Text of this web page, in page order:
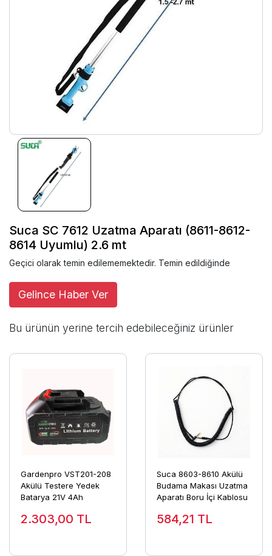
Suca SC 7612 Uzatma Aparatı (8611-8612-
8614 Uyumlu) 2.6 mt
Geçici olarak temin edilememektedir. Temin edildiğinde
Gelince Haber Ver
Bu ürünün yerine tercih edebileceğiniz ürünler
Gardenpro VST201-208
Akülü Testere Yedek
Batarya 21V 4Ah
2.303,00 TL
Suca 8603-8610 Akülü
Budama Makası Uzatma
Aparatı Boru İçi Kablosu
584,21 TL